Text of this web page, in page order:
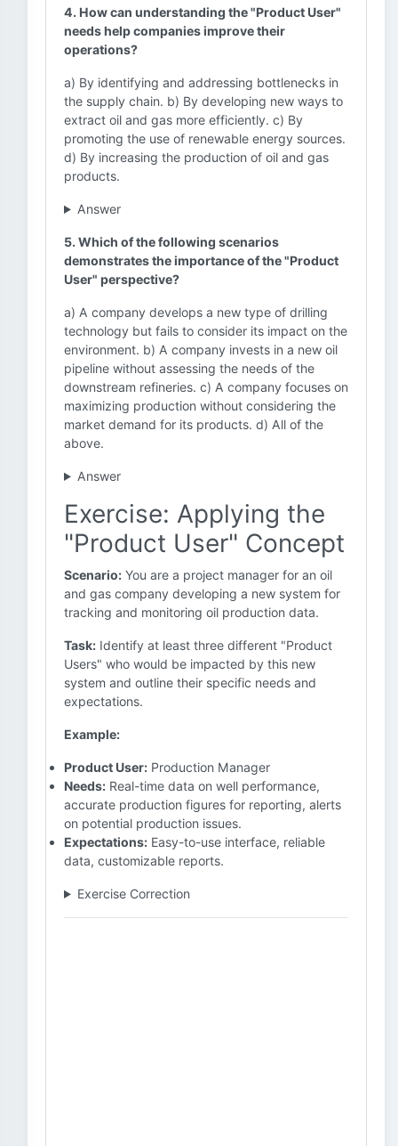
4. How can understanding the "Product User"
needs help companies improve their
operations?
a) By identifying and addressing bottlenecks in
the supply chain. b) By developing new ways to
extract oil and gas more efficiently. c) By
promoting the use of renewable energy sources.
d) By increasing the production of oil and gas
products.
Answer
5. Which of the following scenarios
demonstrates the importance of the "Product
User" perspective?
a) A company develops a new type of drilling
technology but fails to consider its impact on the
environment. b) A company invests in a new oil
pipeline without assessing the needs of the
downstream refineries. c) A company focuses on
maximizing production without considering the
market demand for its products. d) All of the
above.
Answer
Exercise: Applying the
"Product User" Concept
Scenario: You are a project manager for an oil
and gas company developing a new system for
tracking and monitoring oil production data.
Task: Identify at least three different "Product
Users" who would be impacted by this new
system and outline their specific needs and
expectations.
Example:
Product User: Production Manager
Needs: Real-time data on well performance,
accurate production figures for reporting, alerts
on potential production issues.
Expectations: Easy-to-use interface, reliable
data, customizable reports.
Exercise Correction